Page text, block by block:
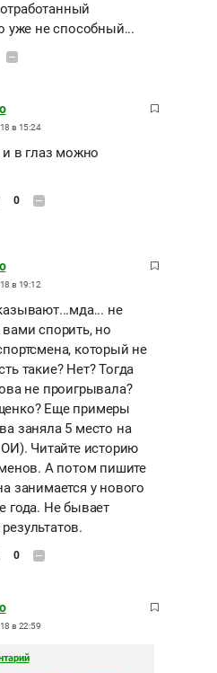
уже не способный...
в 15:24
и в глаз можно
0
в 19:12
не
спорить, но
который не
такие? Нет? Тогда
не проигрывала?
Еще примеры
заняла 5 место на
Читайте историю
А потом пишите
занимается у нового
года. Не бывает
0
в 22:59